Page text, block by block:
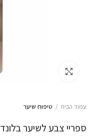
עמוד הבית טיפוח שיער
ספריי צבע לשיער בלונד 150 מ"ל – לומילו | Lomelo